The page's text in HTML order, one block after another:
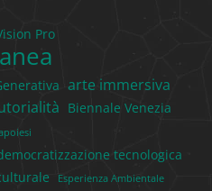
Pro
arte immersiva
Biennale Venezia
tecnologica
Esperienza Ambientale